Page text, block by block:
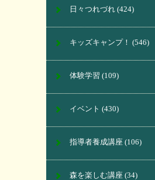
日々つれづれ (424)
キッズキャンプ！ (546)
体験学習 (109)
イベント (430)
指導者養成講座 (106)
森を楽しむ講座 (34)